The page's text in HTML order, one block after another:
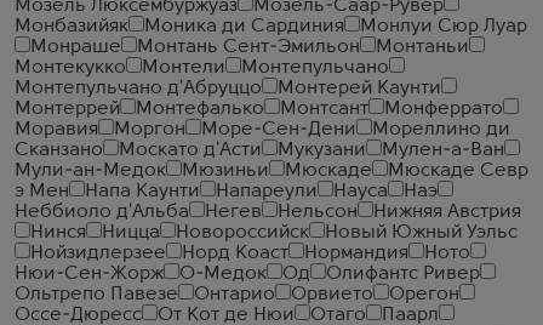
Мозель Люксембуржуаз
Мозель-Саар-Рувер
Монбазийяк
Моника ди Сардиния
Монлуи Сюр Луар
Монраше
Монтань Сент-Эмильон
Монтаньи
Монтекукко
Монтели
Монтепульчано
Монтепульчано д'Абруццо
Монтерей Каунти
Монтеррей
Монтефалько Монтсант
Монферрато
Моравия
Моргон Море-Сен-Дени
Мореллино ди
Сканзано
Москато д'Асти Мукузани
Мулен-а-Ван
Мули-ан-Медок
Мюзиньи Мюскаде
Мюскаде Севр
э Мен
Напа Каунти Напареули Науса
Наэ
Неббиоло д'Альба
Негев Нельсон
Нижняя Австрия
Нинся
Ницца Новороссийск
Новый Южный Уэльс
Нойзидлерзее
Норд Коаст Нормандия
Ното
Нюи-Сен-Жорж
О-Медок Од
Олифантс Ривер
Ольтрепо Павезе
Онтарио Орвието
Орегон
Оссе-Дюресс
От Кот де Нюи Отаго
Паарл